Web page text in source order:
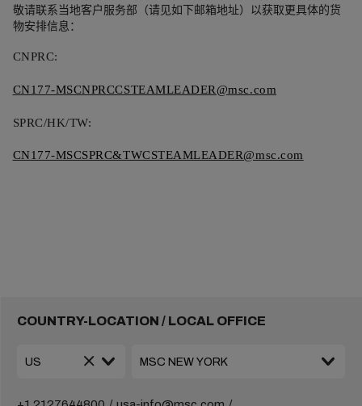
敬请联系当地客户服务部（请见如下邮箱地址）以获取更具体的货
物安排信息：
CNPRC:
CN177-MSCNPRCCSTEAMLEADER@msc.com
SPRC/HK/TW:
CN177-MSCSPRC&TWCSTEAMLEADER@msc.com
COUNTRY-LOCATION / LOCAL OFFICE